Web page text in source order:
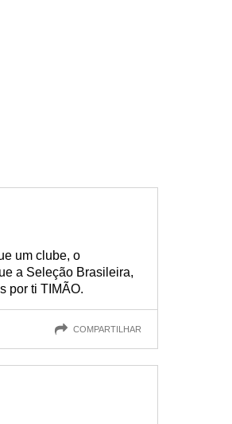
um clube, o
a Seleção Brasileira,
por ti TIMÃO.
COMPARTILHAR